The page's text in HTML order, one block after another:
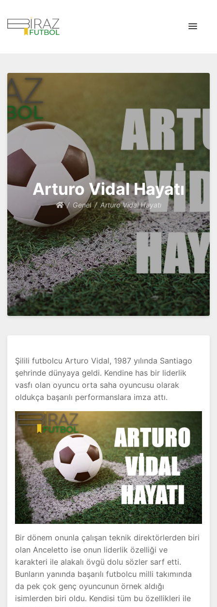
Arturo Vidal Hayatı
Genel Arturo Vidal Hayatı
Şilili futbolcu Arturo Vidal, 1987 yılında Santiago
şehrinde dünyaya geldi. Kendine has bir liderlik
vasfı olan oyuncu orta saha oyuncusu olarak
oldukça başarılı performanslara imza attı.
Bir dönem onunla çalışan teknik direktörlerden biri
olan Anceletto ise onun liderlik özelliği ve
karakteri ile alakalı övgü dolu sözler sarf etti.
Bunların yanında başarılı futbolcu milli takımında
da pek çok genç oyuncunun örnek aldığı
isimlerden biri oldu. Kendisi tüm bu özellikleri ile